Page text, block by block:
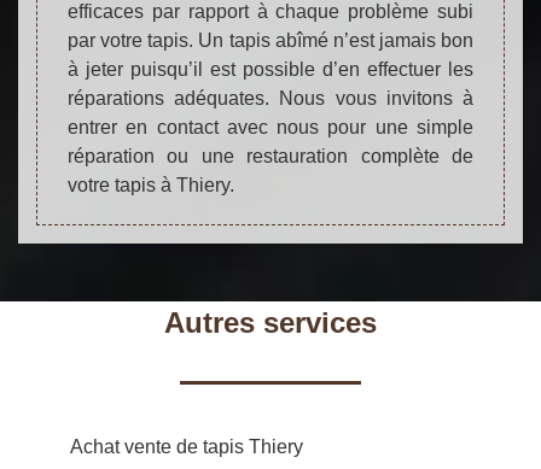
efficaces par rapport à chaque problème subi
par votre tapis. Un tapis abîmé n’est jamais bon
à jeter puisqu’il est possible d’en effectuer les
réparations adéquates. Nous vous invitons à
entrer en contact avec nous pour une simple
réparation ou une restauration complète de
votre tapis à Thiery.
Autres services
Achat vente de tapis Thiery